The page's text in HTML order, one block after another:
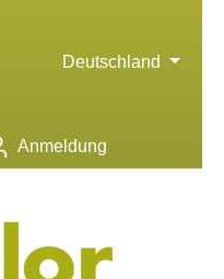
Anmeldung
Deutschland